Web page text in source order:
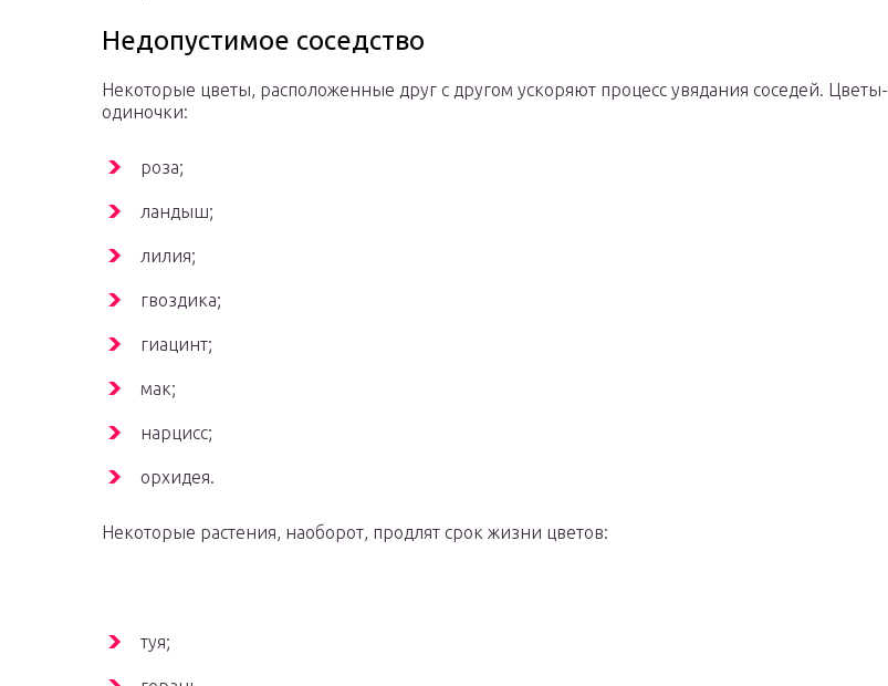
Недопустимое соседство
Некоторые цветы, расположенные друг с другом ускоряют процесс увядания соседей. Цветы-
одиночки:
роза;
ландыш;
лилия;
гвоздика;
гиацинт;
мак;
нарцисс;
орхидея.
Некоторые растения, наоборот, продлят срок жизни цветов:
туя;